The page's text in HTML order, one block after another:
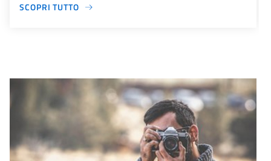
SCOPRI TUTTO